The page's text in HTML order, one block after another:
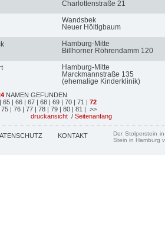
Charlottenstraße 21
Wandsbek
Neuer Höltigbaum
Hamburg-Mitte
Billhorner Röhrendamm 120
Hamburg-Mitte
Marckmannstraße 135
(ehemalige Kinderklinik)
NAMEN GEFUNDEN
| 65 | 66 | 67 | 68 | 69 | 70 | 71 | 72
75 | 76 | 77 | 78 | 79 | 80 | 81 | >>
druckansicht / Seitenanfang
KONTAKT
Der Stolperstein
Stein in Hamburg